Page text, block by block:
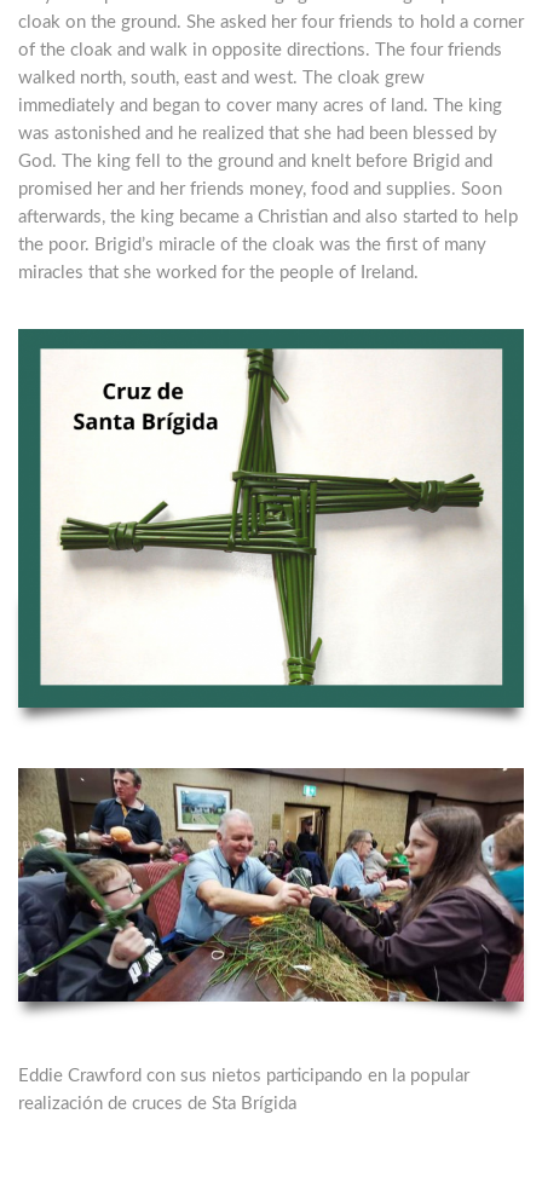
cloak on the ground. She asked her four friends to hold a corner
of the cloak and walk in opposite directions. The four friends
walked north, south, east and west. The cloak grew
immediately and began to cover many acres of land. The king
was astonished and he realized that she had been blessed by
God. The king fell to the ground and knelt before Brigid and
promised her and her friends money, food and supplies. Soon
afterwards, the king became a Christian and also started to help
the poor. Brigid’s miracle of the cloak was the first of many
miracles that she worked for the people of Ireland.
Eddie Crawford con sus nietos participando en la popular
realización de cruces de Sta Brígida